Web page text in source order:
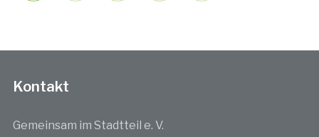
Kontakt
Gemeinsam im Stadtteil e. V.